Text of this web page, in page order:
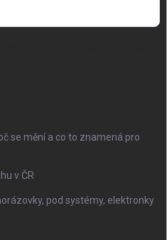
se mění a co to znamená pro
v ČR
pod systémy, elektronky